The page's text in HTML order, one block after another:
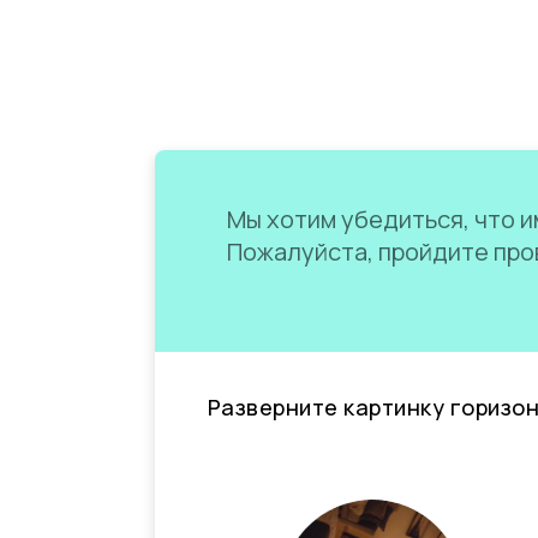
Мы хотим убедиться, что
Пожалуйста, пройдите
Разверните картинку